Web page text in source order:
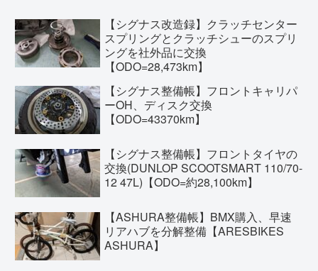
【シグナス改造録】クラッチセンター
スプリングとクラッチシューのスプリ
ングを社外品に交換
【ODO=28,473km】
【シグナス整備帳】フロントキャリパ
ーOH、ディスク交換
【ODO=43370km】
【シグナス整備帳】フロントタイヤの
交換(DUNLOP SCOOTSMART 110/70-
12 47L)【ODO=約28,100km】
【ASHURA整備帳】BMX購入、早速
リアハブを分解整備【ARESBIKES
ASHURA】